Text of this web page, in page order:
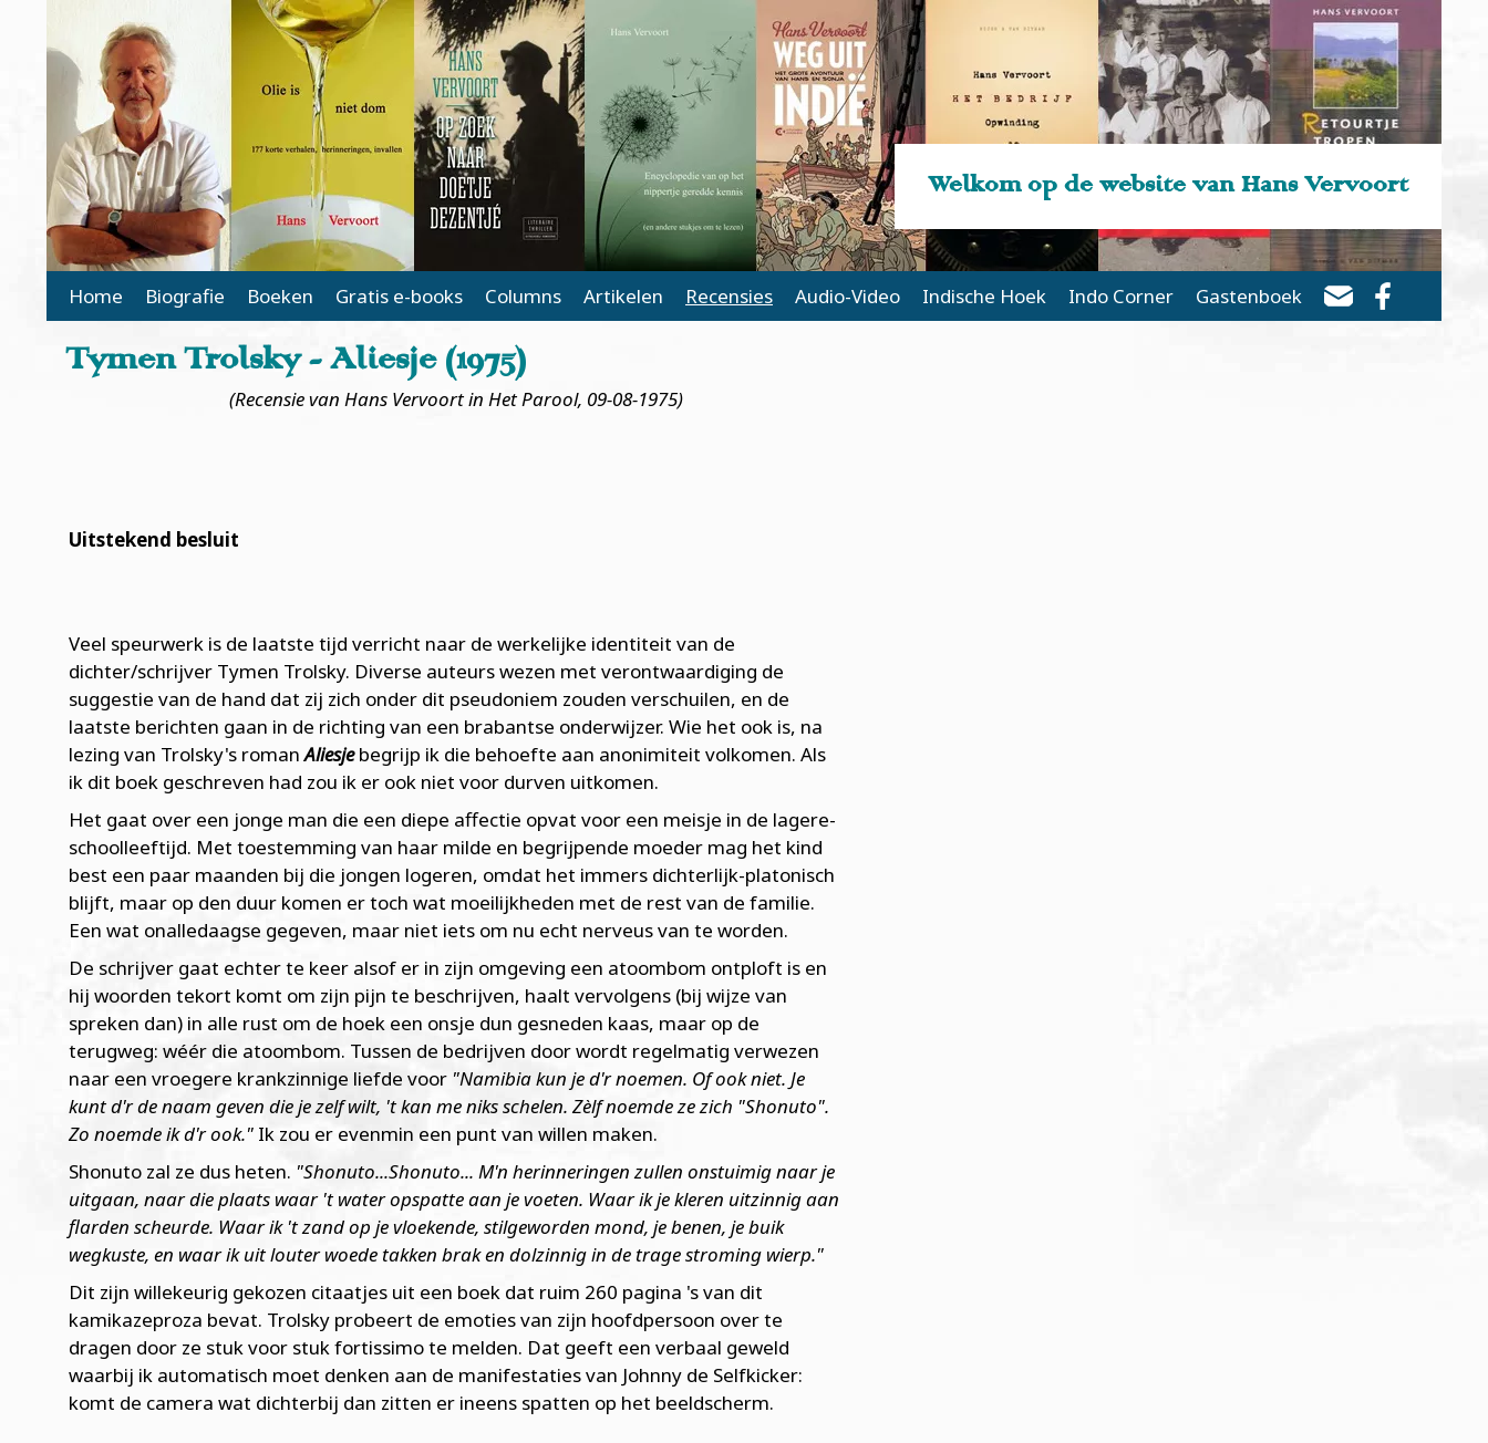
Welkom op de website van Hans Vervoort
Main Page Navigation
Home Biografie Boeken Gratis e-books Columns Artikelen Recensies Audio-Video Indische Hoek Indo Corner Gastenboek
Tymen Trolsky - Aliesje (1975)
(Recensie van Hans Vervoort in Het Parool, 09-08-1975)
Uitstekend besluit
Veel speurwerk is de laatste tijd verricht naar de werkelijke identiteit van de
dichter/schrijver Tymen Trolsky. Diverse auteurs wezen met verontwaardiging de
suggestie van de hand dat zij zich onder dit pseudoniem zouden verschuilen, en de
laatste berichten gaan in de richting van een brabantse onderwijzer. Wie het ook is, na
lezing van Trolsky's romanAliesjebegrijp ik die behoefte aan anonimiteit volkomen. Als
ik dit boek geschreven had zou ik er ook niet voor durven uitkomen.
Het gaat over een jonge man die een diepe affectie opvat voor een meisje in de lagere-
schoolleeftijd. Met toestemming van haar milde en begrijpende moeder mag het kind
best een paar maanden bij die jongen logeren, omdat het immers dichterlijk-platonisch
blijft, maar op den duur komen er toch wat moeilijkheden met de rest van de familie.
Een wat onalledaagse gegeven, maar niet iets om nu echt nerveus van te worden.
De schrijver gaat echter te keer alsof er in zijn omgeving een atoombom ontploft is en
hij woorden tekort komt om zijn pijn te beschrijven, haalt vervolgens (bij wijze van
spreken dan) in alle rust om de hoek een onsje dun gesneden kaas, maar op de
terugweg: wéér die atoombom. Tussen de bedrijven door wordt regelmatig verwezen
naar een vroegere krankzinnige liefde voor "Namibia kun je d'r noemen. Of ook niet. Je
kunt d'r de naam geven die je zelf wilt, 't kan me niks schelen. Zèlf noemde ze zich "Shonuto".
Zo noemde ik d'r ook." Ik zou er evenmin een punt van willen maken.
Shonuto zal ze dus heten. "Shonuto...Shonuto... M'n herinneringen zullen onstuimig naar je
uitgaan, naar die plaats waar 't water opspatte aan je voeten. Waar ik je kleren uitzinnig aan
flarden scheurde. Waar ik 't zand op je vloekende, stilgeworden mond, je benen, je buik
wegkuste, en waar ik uit louter woede takken brak en dolzinnig in de trage stroming wierp."
Dit zijn willekeurig gekozen citaatjes uit een boek dat ruim 260 pagina 's van dit
kamikazeproza bevat. Trolsky probeert de emoties van zijn hoofdpersoon over te
dragen door ze stuk voor stuk fortissimo te melden. Dat geeft een verbaal geweld
waarbij ik automatisch moet denken aan de manifestaties van Johnny de Selfkicker:
komt de camera wat dichterbij dan zitten er ineens spatten op het beeldscherm.